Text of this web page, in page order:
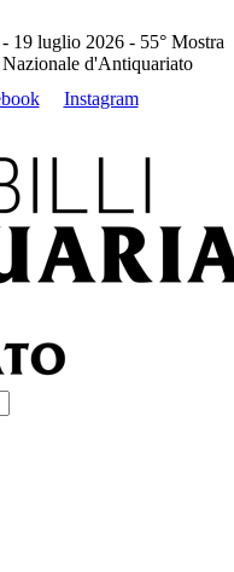
19 luglio 2026 - 55° Mostra
d'Antiquariato
Instagram